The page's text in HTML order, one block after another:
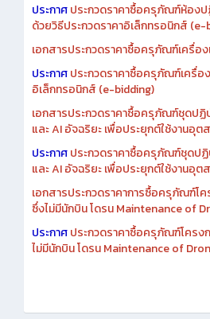
ประกาศประกวดราคาซื้อครุภัณฑ์ห้อง
ด้วยวิธีประกวดราคาอิเล็กทรอนิกส์ (e-
เอกสารประกวดราคาซื้อครุภัณฑ์เครื่
ประกาศประกวดราคาซื้อครุภัณฑ์เครื่อ
อิเล็กทรอนิกส์ (e-bidding)
เอกสารประกวดราคาซื้อครุภัณฑ์ชุดป
และ AI อัจฉริยะ เพื่อประยุกต์ใช้งานอุ
ประกาศประกวดราคาซื้อครุภัณฑ์ชุดป
และ AI อัจฉริยะ เพื่อประยุกต์ใช้งานอุ
เอกสารประกวดราคาการซื้อครุภัณฑ์โ
ซึ่งไม่มีนักบิน โดรน Maintenance of
ประกาศประกวดราคาซื้อครุภัณฑ์โคร
ไม่มีนักบิน โดรน Maintenance of